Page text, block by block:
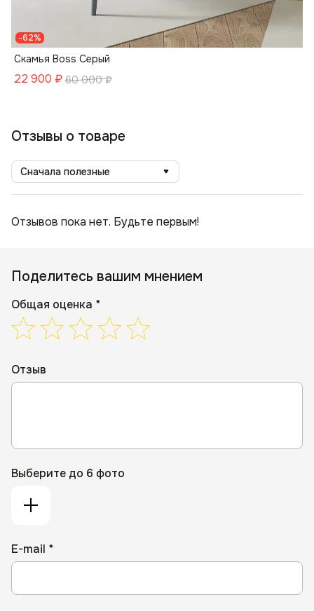
-62%
Скамья Boss Серый
22 900 ₽ 60 000 ₽
Отзывы о товаре
Сначала полезные
Отзывов пока нет. Будьте первым!
Поделитесь вашим мнением
Общая оценка *
Отзыв
Выберите до 6 фото
E-mail *